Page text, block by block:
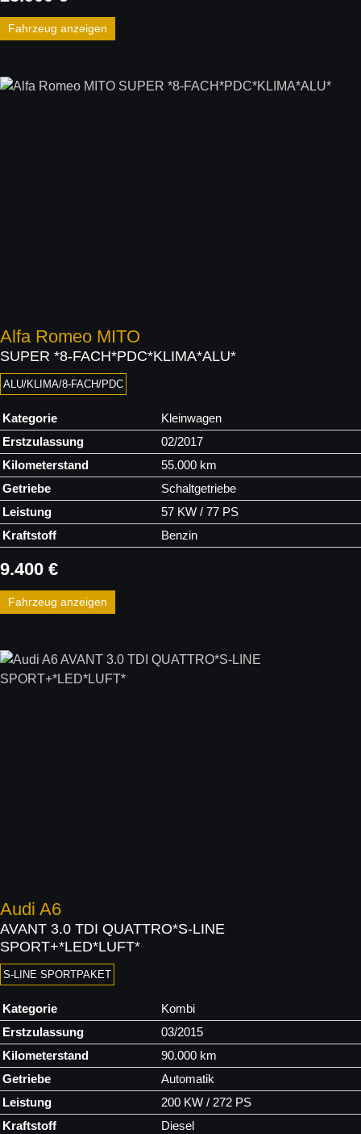
Fahrzeug anzeigen
Alfa Romeo MITO
SUPER *8-FACH*PDC*KLIMA*ALU*
ALU/KLIMA/8-FACH/PDC
Kategorie
Kleinwagen
Erstzulassung
02/2017
Kilometerstand
55.000 km
Getriebe
Schaltgetriebe
Leistung
57 KW / 77 PS
Kraftstoff
Benzin
9.400 €
Fahrzeug anzeigen
Audi A6
AVANT 3.0 TDI QUATTRO*S-LINE
SPORT+*LED*LUFT*
S-LINE SPORTPAKET
Kategorie
Kombi
Erstzulassung
03/2015
Kilometerstand
90.000 km
Getriebe
Automatik
Leistung
200 KW / 272 PS
Kraftstoff
Diesel